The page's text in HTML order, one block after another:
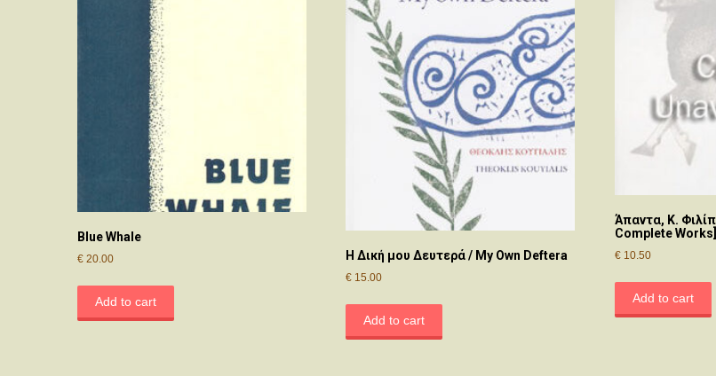
Blue Whale
€ 20.00
Add to cart
Η Δική μου Δευτερά / My Own Deftera
€ 15.00
Add to cart
Άπαντα, Κ.
Complete Works]
€10.50
Add to cart